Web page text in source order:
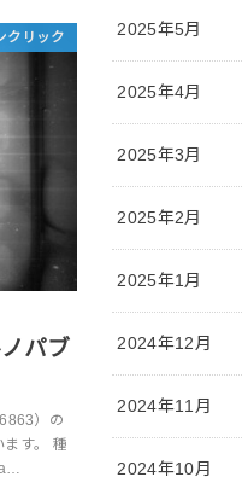
クリック
パブ
）の
す。 種
2025年5月
2025年4月
2025年3月
2025年2月
2025年1月
2024年12月
2024年11月
2024年10月